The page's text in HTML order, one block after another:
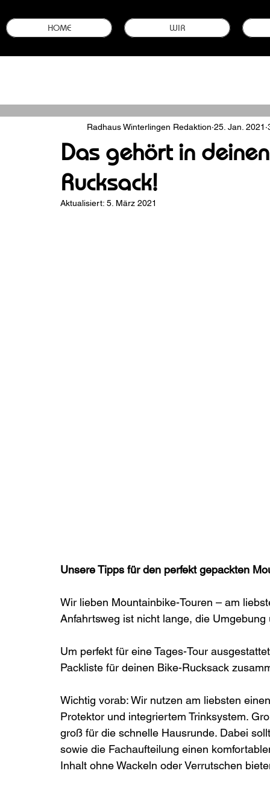
HOME WIR
Bike-Neuheiten & -Modelle Garantie sichern
Das gehört in
Rucksack!
Radhaus Winterlingen Redaktion 25. Jan. 2021
Aktualisiert: 5. März 2021
Unsere Tipps für den perfekt gepackten
Wir lieben Mountainbike-Touren – am
Anfahrtsweg ist nicht lange, die
Um perfekt für eine Tages-Tour
Packliste für deinen Bike-Rucksack
Wichtig vorab: Wir nutzen am liebsten
Protektor und integriertem Trinksystem.
groß für die schnelle Hausrunde. Dabei
sowie die Fachaufteilung einen
Inhalt ohne Wackeln oder Verrutschen